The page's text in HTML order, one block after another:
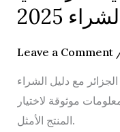
2025
Leave a Comment
مع دليل الشراء
موثوقة لاختيار
المنتج الأمثل.
مدلك
جنسي
الجزائر:
دليل
الشراء